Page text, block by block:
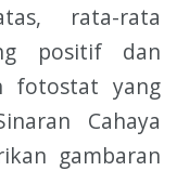
rata-rata
positif dan
fotostat yang
Cahaya
gambaran